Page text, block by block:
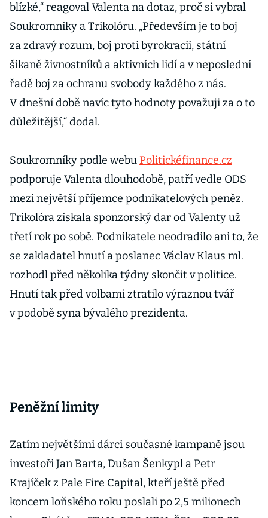
blízké,“ reagoval Valenta na dotaz, proč si vybral
Soukromníky a Trikolóru. „Především je to boj
za zdravý rozum, boj proti byrokracii, státní
šikaně živnostníků a aktivních lidí a v neposlední
řadě boj za ochranu svobody každého z nás.
V dnešní době navíc tyto hodnoty považuji za o to
důležitější,“ dodal.
Soukromníky podle webu Politickéfinance.cz
podporuje Valenta dlouhodobě, patří vedle ODS
mezi největší příjemce podnikatelových peněz.
Trikolóra získala sponzorský dar od Valenty už
třetí rok po sobě. Podnikatele neodradilo ani to, že
se zakladatel hnutí a poslanec Václav Klaus ml.
rozhodl před několika týdny skončit v politice.
Hnutí tak před volbami ztratilo výraznou tvář
v podobě syna bývalého prezidenta.
Peněžní limity
Zatím největšími dárci současné kampaně jsou
investoři Jan Barta, Dušan Šenkypl a Petr
Krajíček z Pale Fire Capital, kteří ještě před
koncem loňského roku poslali po 2,5 mi­lionech